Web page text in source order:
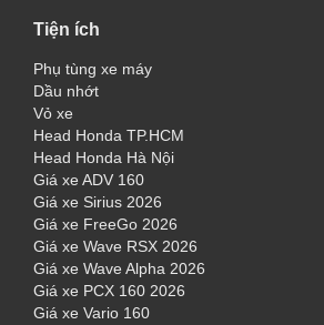
Tiện ích
Phụ tùng xe máy
Dầu nhớt
Vỏ xe
Head Honda TP.HCM
Head Honda Hà Nội
Giá xe ADV 160
Giá xe Sirius 2026
Giá xe FreeGo 2026
Giá xe Wave RSX 2026
Giá xe Wave Alpha 2026
Giá xe PCX 160 2026
Giá xe Vario 160